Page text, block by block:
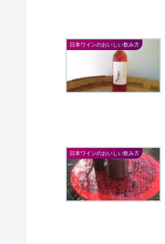
日本ワインのおいしい飲み方
日本ワインのおいしい飲み方